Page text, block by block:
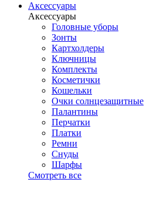
Аксессуары
Аксессуары
Головные уборы
Зонты
Картхолдеры
Ключницы
Комплекты
Косметички
Кошельки
Очки солнцезащитные
Палантины
Перчатки
Платки
Ремни
Снуды
Шарфы
Смотреть все